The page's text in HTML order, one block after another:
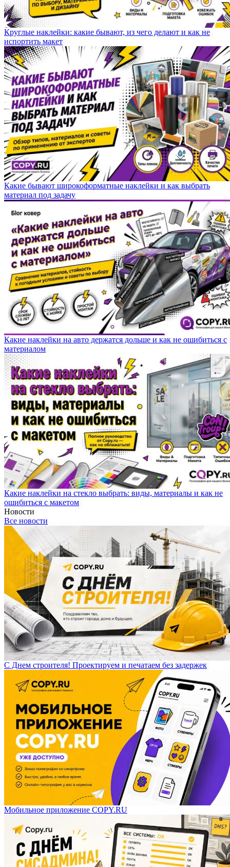
Круглые наклейки: какие бывают, из чего делают и как не
испортить макет
Какие бывают широкоформатные наклейки и как выбрать
материал под задачу
Какие наклейки на авто держатся дольше и как не ошибиться с
материалом
Какие наклейки на стекло выбрать: виды, материалы и как не
ошибиться с макетом
Новости
Все новости
С Днем строителя! Проектируем и печатаем без задержек
Мобильное приложение COPY.RU